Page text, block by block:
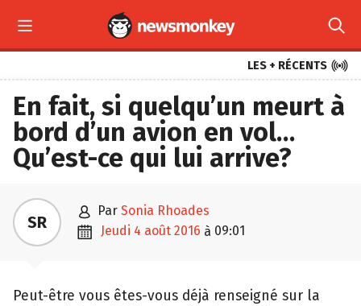
 
LES + RÉCENTS 
En fait, si quelqu’un meurt à
bord d’un avion en vol…
Qu’est-ce qui lui arrive?
SR  par Sonia Rhoades
 jeudi 4 août 2016 à 09:01
Peut-être vous êtes-vous déjà renseigné sur la